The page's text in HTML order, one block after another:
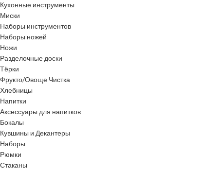
Кухонные инструменты
Миски
Наборы инструментов
Наборы ножей
Ножи
Разделочные доски
Тёрки
Фрукто/Овоще Чистка
Хлебницы
Напитки
Аксессуары для напитков
Бокалы
Кувшины и Декантеры
Наборы
Рюмки
Стаканы